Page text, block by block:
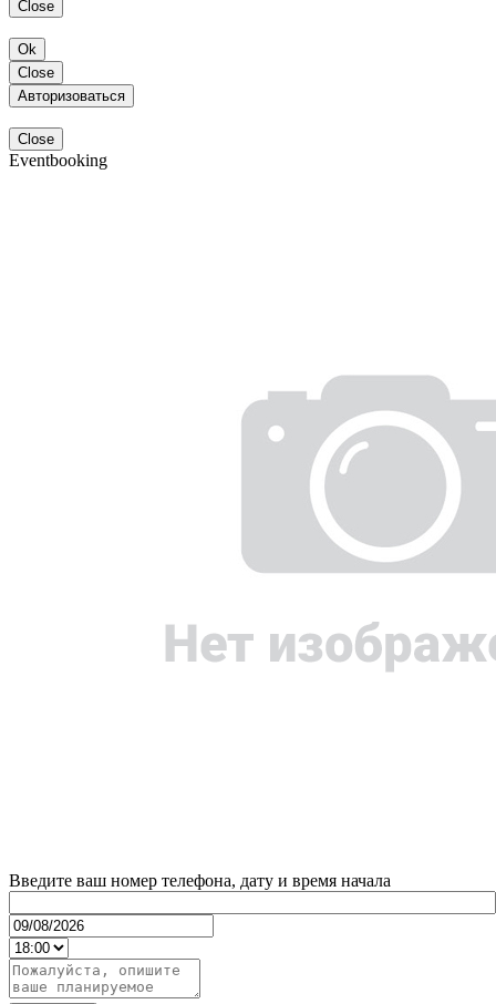
Close
Ok
Close
Авторизоваться
Close
Eventbooking
Введите ваш номер телефона, дату и время начала